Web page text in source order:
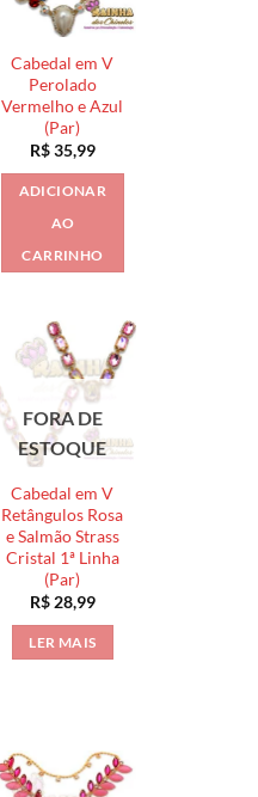
Cabedal em V
Perolado
Vermelho e Azul
(Par)
R$35,99
ADICIONAR
AO
CARRINHO
FORA DE
ESTOQUE
Cabedal em V
Retângulos Rosa
e Salmão Strass
Cristal 1ª Linha
(Par)
R$28,99
LER MAIS